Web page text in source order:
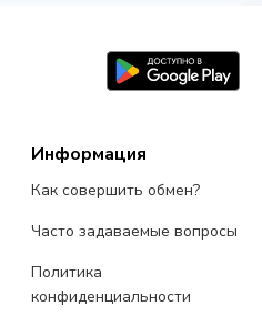
Информация
Как совершить обмен?
Часто задаваемые вопросы
Политика
конфиденциальности